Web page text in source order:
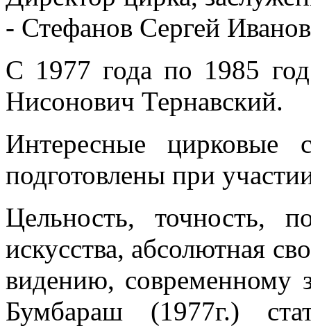
- Стефанов Сергей
С 1977 года по 1985
Нисонович Тернавский.
Интересные цирковые
подготовлены при
Цельность, точность,
искусства, абсолютная
видению, современному
Бумбараш (1977г.)